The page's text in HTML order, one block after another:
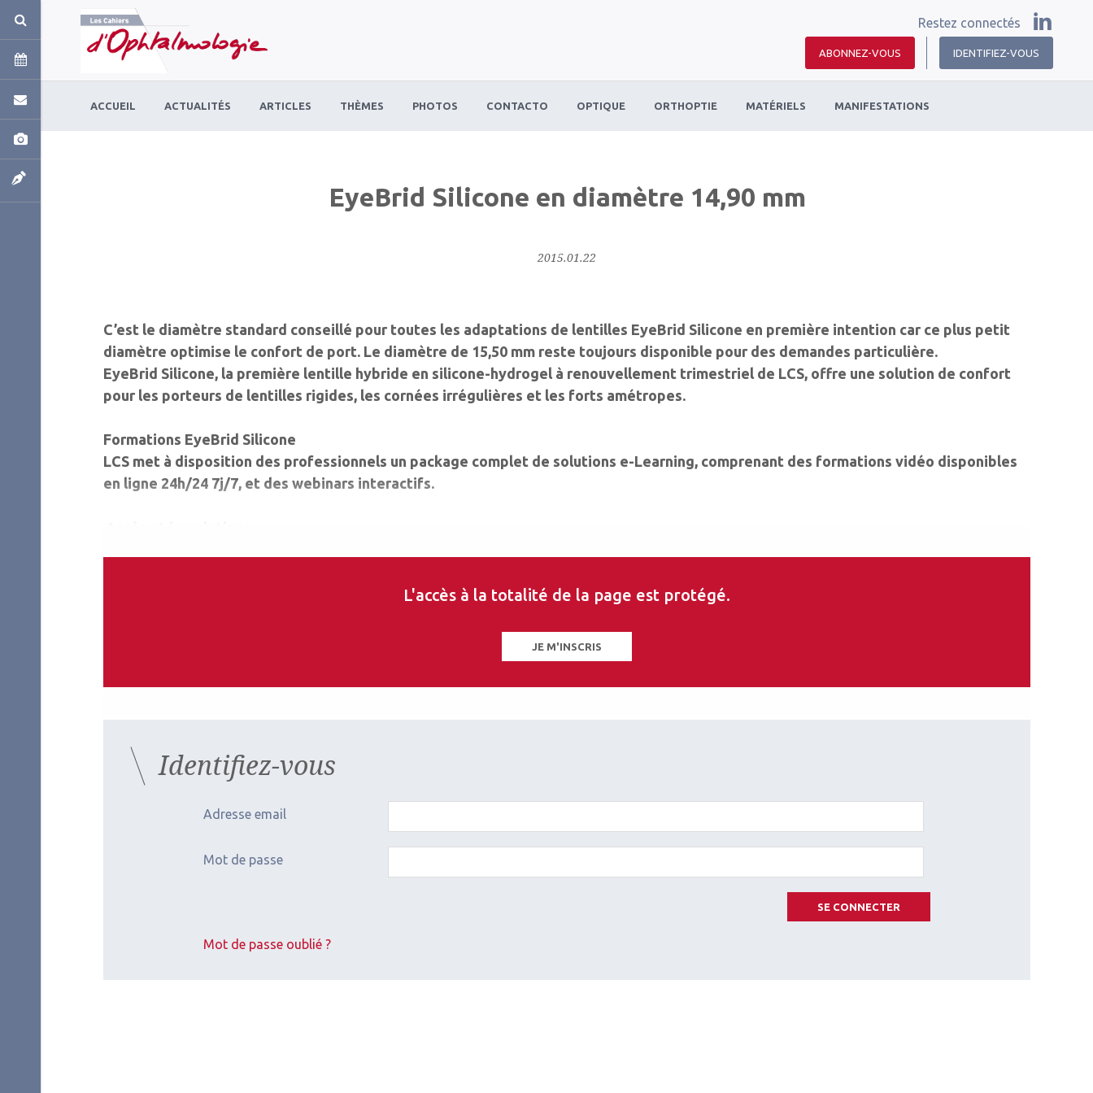
Restez connectés
ABONNEZ-VOUS IDENTIFIEZ-VOUS
ACCUEIL ACTUALITÉS ARTICLES THÈMES PHOTOS CONTACTO OPTIQUE ORTHOPTIE MATÉRIELS MANIFESTATIONS
EyeBrid Silicone en diamètre 14,90 mm
2015.01.22
C’est le diamètre standard conseillé pour toutes les adaptations de lentilles EyeBrid Silicone en première intention car ce plus petit
diamètre optimise le confort de port. Le diamètre de 15,50 mm reste toujours disponible pour des demandes particulière.
EyeBrid Silicone, la première lentille hybride en silicone-hydrogel à renouvellement trimestriel de LCS, offre une solution de confort
pour les porteurs de lentilles rigides, les cornées irrégulières et les forts amétropes.
Formations EyeBrid Silicone
LCS met à disposition des professionnels un package complet de solutions e-Learning, comprenant des formations vidéo disponibles
en ligne 24h/24 7j/7, et des webinars interactifs.
L'accès à la totalité de la page est protégé.
JE M'INSCRIS
Identifiez-vous
Adresse email
Mot de passe
SE CONNECTER
Mot de passe oublié ?
Panneau de gestion des cookies